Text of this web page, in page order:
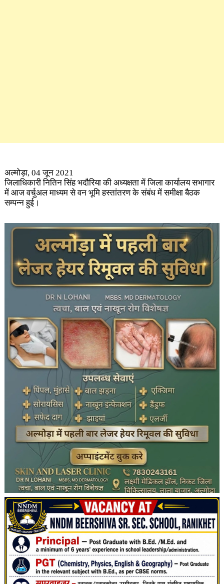
अल्मोड़ा, 04 जून 2021
जिलाधिकारी नितिन सिंह भदौरिया की अध्यक्षता में जिला कार्यालय सभागार
में आज वर्चुअल माध्यम से वन भूमि हस्तांतरण के संबंध में समीक्षा बैठक
सम्पन्न हुई।